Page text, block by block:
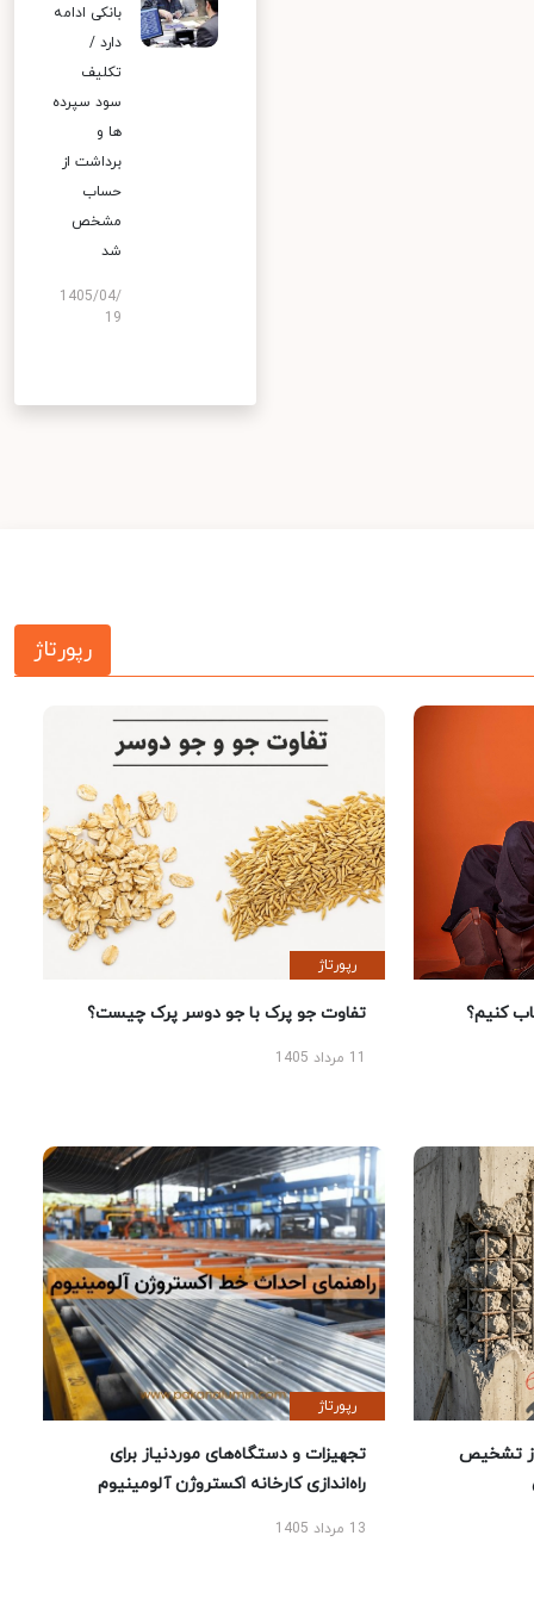
بانکی ادامه
دارد /
تکلیف
سود سپرده
ها و
برداشت از
حساب
مشخص
شد
1405/04/
19
رپورتاژ
کنیم؟
رپورتاژ
تفاوت جو پرک با جو دوسر پرک چیست؟
تشخیص
رپورتاژ
تجهیزات و دستگاه‌های موردنیاز برای
راه‌اندازی کارخانه اکستروژن آلومینیوم
13 مرداد 1405